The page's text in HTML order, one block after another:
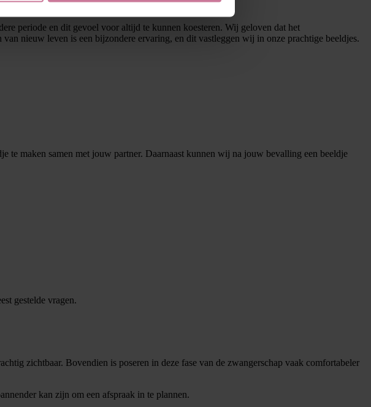
periode en dit gevoel voor altijd te kunnen koesteren. Wij geloven dat het
nieuw leven is een bijzondere ervaring, en dit vastleggen wij in onze prachtige beeldjes.
maken samen met jouw partner. Daarnaast kunnen wij na jouw bevalling een beeldje
gestelde vragen.
zichtbaar. Bovendien is poseren in deze fase van de zwangerschap vaak comfortabeler
kan zijn om een afspraak in te plannen.